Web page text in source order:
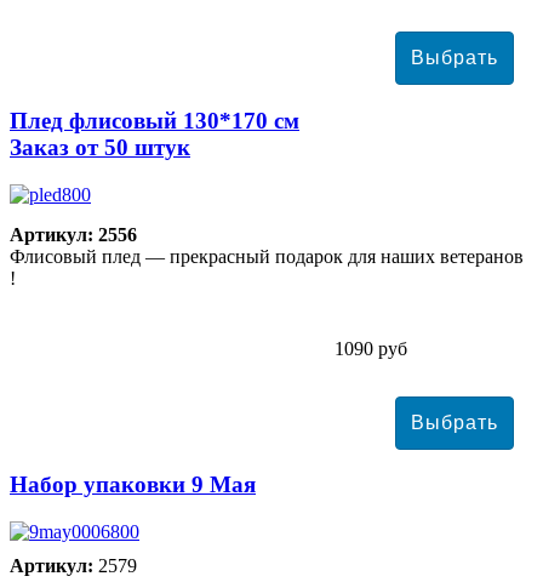
Плед флисовый 130*170 см
Заказ от 50 штук
Артикул: 2556
Флисовый плед — прекрасный подарок для наших ветеранов
!
1090 руб
Набор упаковки 9 Мая
Артикул: 2579